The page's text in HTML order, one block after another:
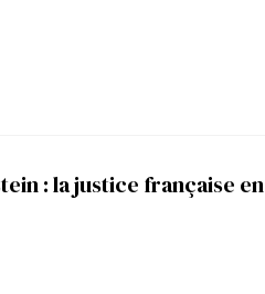
: la justice française en